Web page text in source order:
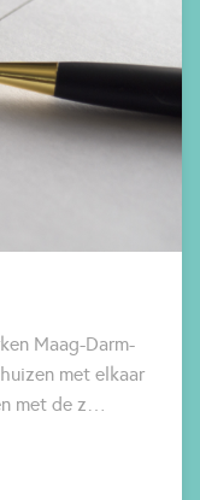
Maag-Darm-
met elkaar
met de z…